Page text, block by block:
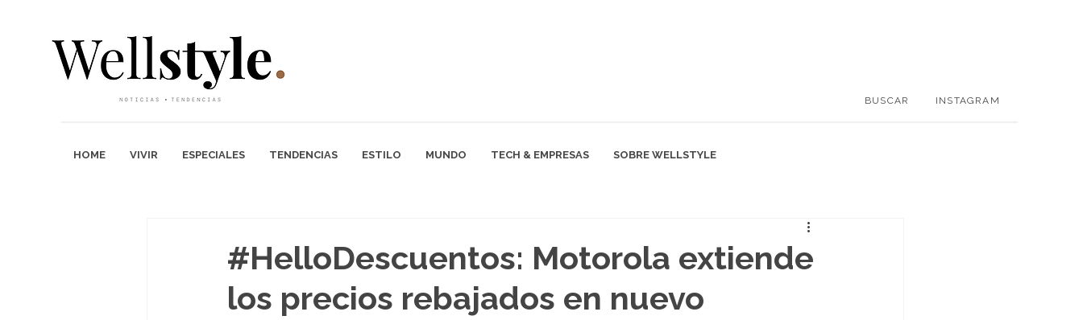
BUSCAR INSTAGRAM
HOME VIVIR ESPECIALES TENDENCIAS ESTILO MUNDO TECH & EMPRESAS SOBRE WELLSTYLE
#HelloDescuentos: Motorola extiende
los precios rebajados en nuevo